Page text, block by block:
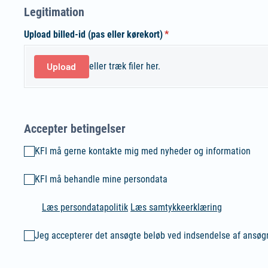
Legitimation
Upload billed-id (pas eller kørekort)*
(påkrævet)
Upload eller træk filer her.
Accepter betingelser
KFI må gerne kontakte mig med nyheder og information
KFI må gerne kontakte mig med nyheder og information
KFI må behandle mine persondata
KFI må behandle mine persondata
Læs persondatapolitik Læs samtykkeerklæring
Jeg accepterer det ansøgte beløb ved indsendelse af
Jeg accepterer det ansøgte beløb ved indsendelse af